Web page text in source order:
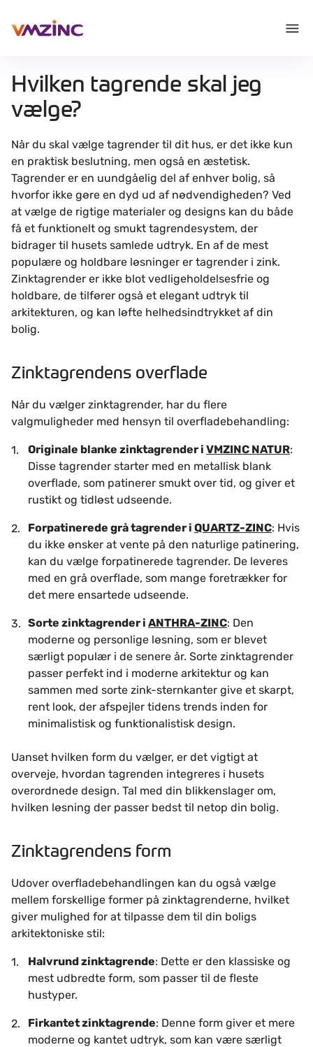
Hvilken tagrende skal jeg
vælge?
Når du skal vælge tagrender til dit hus, er det ikke kun
en praktisk beslutning, men også en æstetisk.
Tagrender er en uundgåelig del af enhver bolig, så
hvorfor ikke gøre en dyd ud af nødvendigheden? Ved
at vælge de rigtige materialer og designs kan du både
få et funktionelt og smukt tagrendesystem, der
bidrager til husets samlede udtryk. En af de mest
populære og holdbare løsninger er tagrender i zink.
Zinktagrender er ikke blot vedligeholdelsesfrie og
holdbare, de tilfører også et elegant udtryk til
arkitekturen, og kan løfte helhedsindtrykket af din
bolig.
Zinktagrendens overflade
Når du vælger zinktagrender, har du flere
valgmuligheder med hensyn til overfladebehandling:
Originale blanke zinktagrender i VMZINC NATUR:
Disse tagrender starter med en metallisk blank
overflade, som patinerer smukt over tid, og giver et
rustikt og tidløst udseende.
Forpatinerede grå tagrender i QUARTZ-ZINC: Hvis
du ikke ønsker at vente på den naturlige patinering,
kan du vælge forpatinerede tagrender. De leveres
med en grå overflade, som mange foretrækker for
det mere ensartede udseende.
Sorte zinktagrender i ANTHRA-ZINC: Den
moderne og personlige løsning, som er blevet
særligt populær i de senere år. Sorte zinktagrender
passer perfekt ind i moderne arkitektur og kan
sammen med sorte zink-sternkanter give et skarpt,
rent look, der afspejler tidens trends inden for
minimalistisk og funktionalistisk design.
Uanset hvilken form du vælger, er det vigtigt at
overveje, hvordan tagrenden integreres i husets
overordnede design. Tal med din blikkenslager om,
hvilken løsning der passer bedst til netop din bolig.
Zinktagrendens form
Udover overfladebehandlingen kan du også vælge
mellem forskellige former på zinktagrenderne, hvilket
giver mulighed for at tilpasse dem til din boligs
arkitektoniske stil:
Halvrund zinktagrende: Dette er den klassiske og
mest udbredte form, som passer til de fleste
hustyper.
Firkantet zinktagrende: Denne form giver et mere
moderne og kantet udtryk, som kan være særligt